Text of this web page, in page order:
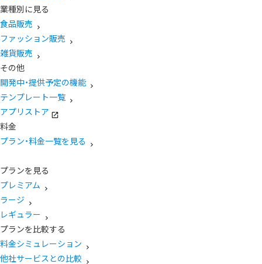
業種別に見る
食品販売
ファッション販売
雑貨販売
その他
開発中・提供予定の機能
テンプレート一覧
アプリストア
料金
プラン・料金一覧を見る
プランを見る
プレミアム
ラージ
レギュラー
プランを比較する
料金シミュレーション
他社サービスとの比較